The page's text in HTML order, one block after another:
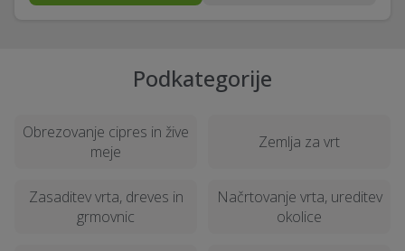
Podkategorije
Obrezovanje cipres in žive
meje
Zemlja za vrt
Zasaditev vrta, dreves in
grmovnic
Načrtovanje vrta, ureditev
okolice